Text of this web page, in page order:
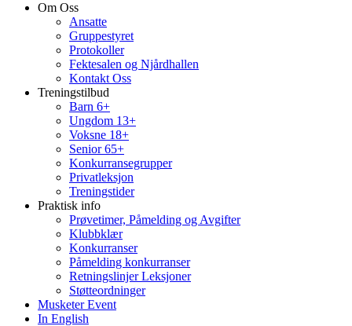
Om Oss
Ansatte
Gruppestyret
Protokoller
Fektesalen og Njårdhallen
Kontakt Oss
Treningstilbud
Barn 6+
Ungdom 13+
Voksne 18+
Senior 65+
Konkurransegrupper
Privatleksjon
Treningstider
Praktisk info
Prøvetimer, Påmelding og Avgifter
Klubbklær
Konkurranser
Påmelding konkurranser
Retningslinjer Leksjoner
Støtteordninger
Musketer Event
In English